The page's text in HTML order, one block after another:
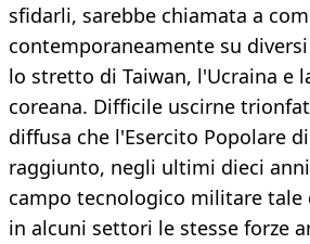
sfidarli, sarebbe chiamata a
contemporaneamente su
lo stretto di Taiwan, l'Ucraina e
coreana. Difficile uscirne
diffusa che l'Esercito Popolare
raggiunto, negli ultimi dieci
campo tecnologico militare tale
in alcuni settori le stesse forze